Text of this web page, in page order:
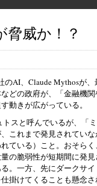
脅威か！？
AI、Claude Mythosが
どの政府が、「金融機
動きが広がっている。
スと呼んでいるが、「
これまで発見されてい
ている）こと。おそらく
の脆弱性が短期間に発
。一方、先にダークサ
掛けてくることも懸念さ